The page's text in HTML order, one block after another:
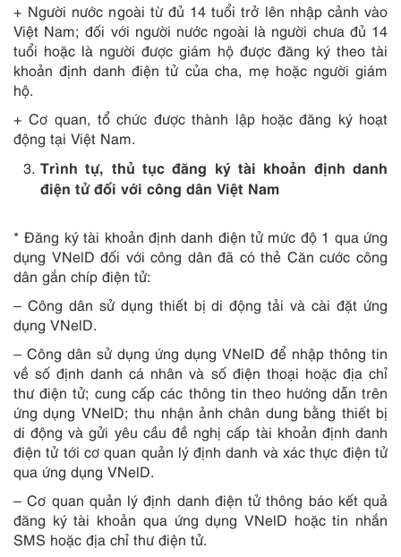
+ Người nước ngoài từ đủ 14 tuổi trở lên nhập cảnh vào
Việt Nam; đối với người nước ngoài là người chưa đủ 14
tuổi hoặc là người được giám hộ được đăng ký theo tài
khoản định danh điện tử của cha, mẹ hoặc người giám
hộ.
+ Cơ quan, tổ chức được thành lập hoặc đăng ký hoạt
động tại Việt Nam.
Trình tự, thủ tục đăng ký tài khoản định danh
điện tử đối với công dân Việt Nam
* Đăng ký tài khoản định danh điện tử mức độ 1 qua ứng
dụng VNelD đối với công dân đã có thẻ Căn cước công
dân gắn chíp điện tử:
– Công dân sử dụng thiết bị di động tải và cài đặt ứng
dụng VNelD.
– Công dân sử dụng ứng dụng VNelD để nhập thông tin
về số định danh cá nhân và số điện thoại hoặc địa chỉ
thư điện tử; cung cấp các thông tin theo hướng dẫn trên
ứng dụng VNelD; thu nhận ảnh chân dung bằng thiết bị
di động và gửi yêu cầu đề nghị cấp tài khoản định danh
điện tử tới cơ quan quản lý định danh và xác thực điện tử
qua ứng dụng VNelD.
– Cơ quan quản lý định danh điện tử thông báo kết quả
đăng ký tài khoản qua ứng dụng VNelD hoặc tin nhắn
SMS hoặc địa chỉ thư điện tử.